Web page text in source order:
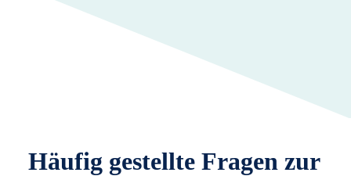
Häufig gestellte Fragen zur